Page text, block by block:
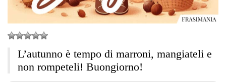
L’autunno è tempo di marroni, mangiateli e
non rompeteli! Buongiorno!